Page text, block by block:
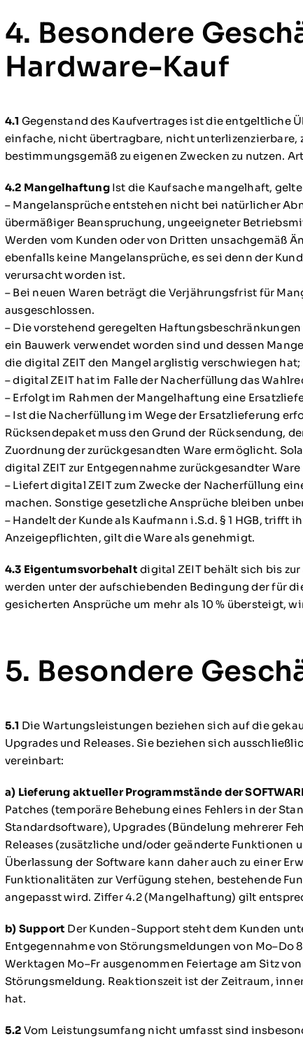
4. Besondere
Hardware-Kauf
4.1 Gegenstand des Kaufvertrages ist die entgeltliche
einfache, nicht übertragbare, nicht
bestimmungsgemäß zu eigenen Zwecken zu nutzen.
4.2 MangelhaftungIst die Kaufsache mangelhaft,
– Mangelansprüche entstehen nicht bei natürlicher
übermäßiger Beanspruchung, ungeeigneter
Werden vom Kunden oder von Dritten unsachgemäß
ebenfalls keine Mangelansprüche, es sei denn der
verursacht worden ist.
– Bei neuen Waren beträgt die Verjährungsfrist für
ausgeschlossen.
– Die vorstehend geregelten
ein Bauwerk verwendet worden sind und dessen
die digital ZEIT den Mangel arglistig verschwiegen
– digital ZEIT hat im Falle der Nacherfüllung das
– Erfolgt im Rahmen der Mangelhaftung eine
– Ist die Nacherfüllung im Wege der Ersatzlieferung
Rücksendepaket muss den Grund der Rücksendung,
Zuordnung der zurückgesandten Ware ermöglicht.
digital ZEIT zur Entgegennahme zurückgesandter
– Liefert digital ZEIT zum Zwecke der Nacherfüllung
machen. Sonstige gesetzliche Ansprüche bleiben
– Handelt der Kunde als Kaufmann i.S.d. § 1 HGB,
Anzeigepflichten, gilt die Ware als genehmigt.
4.3 Eigentumsvorbehalt digital ZEIT behält sich bis
werden unter der aufschiebenden Bedingung der für
gesicherten Ansprüche um mehr als 10 % übersteigt,
5. Besondere
5.1 Die Wartungsleistungen beziehen sich auf die
Upgrades und Releases. Sie beziehen sich
vereinbart:
a) Lieferung aktueller Programmstände der
Patches (temporäre Behebung eines Fehlers in der
Standardsoftware), Upgrades (Bündelung mehrerer
Releases (zusätzliche und/oder geänderte
Überlassung der Software kann daher auch zu einer
Funktionalitäten zur Verfügung stehen, bestehende
angepasst wird. Ziffer 4.2 (Mangelhaftung) gilt
b) Support Der Kunden-Support steht dem Kunden
Entgegennahme von Störungsmeldungen von Mo–Do
Werktagen Mo–Fr ausgenommen Feiertage am Sitz
Störungsmeldung. Reaktionszeit ist der Zeitraum,
hat.
5.2 Vom Leistungsumfang nicht umfasst sind